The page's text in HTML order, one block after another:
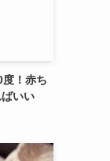
度！赤ち
いい